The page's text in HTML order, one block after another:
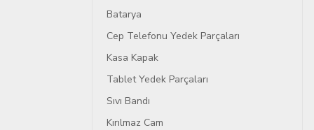
Batarya
Cep Telefonu Yedek Parçaları
Kasa Kapak
Tablet Yedek Parçaları
Sıvı Bandı
Kırılmaz Cam